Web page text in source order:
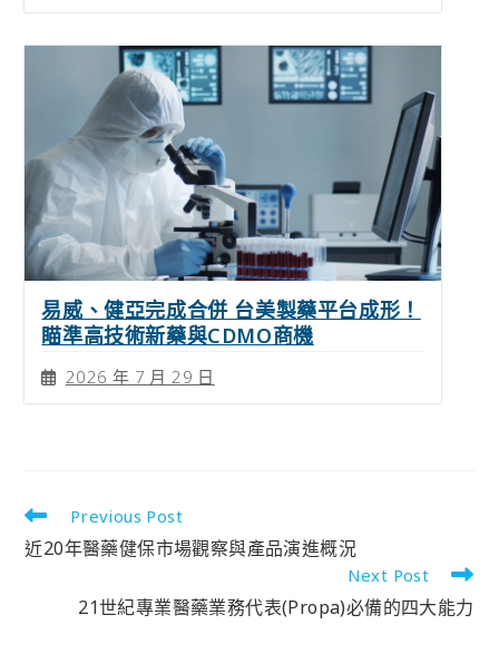
易威、健亞完成合併 台美製藥平台成形！
瞄準高技術新藥與CDMO商機
2026 年 7 月 29 日
Previous Post
近20年醫藥健保市場觀察與產品演進概況
Next Post
21世紀專業醫藥業務代表(Propa)必備的四大能力